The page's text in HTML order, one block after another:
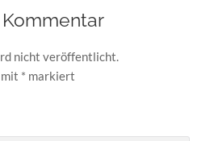
nicht veröffentlicht.
* markiert